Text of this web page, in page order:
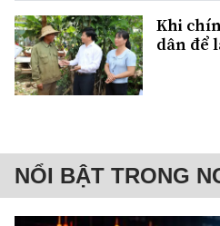
Khi
dân để
NỔI BẬT TRONG